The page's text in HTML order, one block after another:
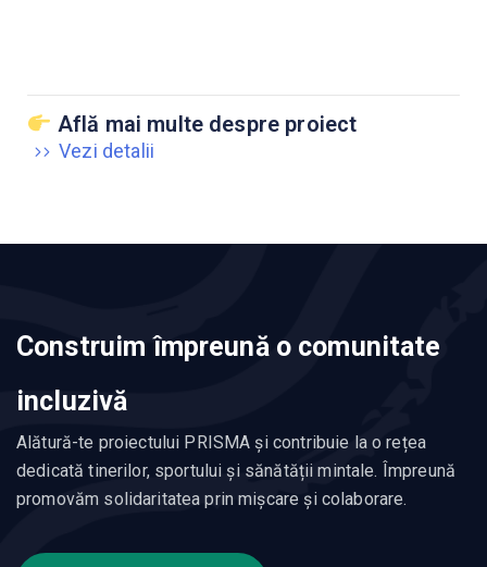
Află mai multe despre proiect
Vezi detalii
Construim împreună o comunitate
incluzivă
Alătură-te proiectului PRISMA și contribuie la o rețea
dedicată tinerilor, sportului și sănătății mintale. Împreună
promovăm solidaritatea prin mișcare și colaborare.